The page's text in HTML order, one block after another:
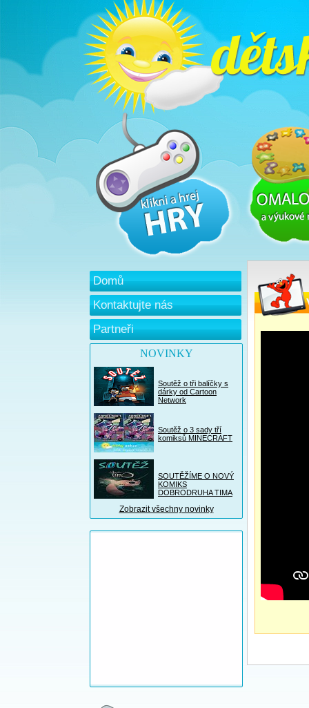
Domů
Kontaktujte nás
Partneři
NOVINKY
Soutěž o tři balíčky s
dárky od Cartoon
Network
Soutěž o 3 sady tří
komiksů MINECRAFT
SOUTĚŽÍME O NOVÝ
KOMIKS
DOBRODRUHA TIMA
Zobrazit všechny novinky